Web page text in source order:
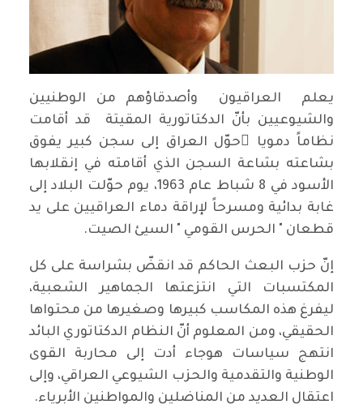
يعلم العراقيون وأصدقاؤهم من الوطنيين
والشيوعيين بأنّ الدكتاتورية المقيتة قد أقامت
نظاماً دمويا ًحوّل العراق إلى سجن كبير يفوق
بشاعته بشاعة السجن الذي أقامته في إنقلابها
الأسود في 8 شباط عام 1963، يوم حوّلت البلاد إلى
غابة بدائية ومسرحاً لإراقة دماء العراقيين على يد
قطعان " الحرس القومي " السيئ الصيت.
إنّ حزب البعث الحاكم قد انقضّ بشراسة على كل
المكتسبات التي انتزعتها الجماهير الشعبية،
ليفرغ هذه المكاسب كبيرها وصغيرها من محتواها
الحقيقي، ومن المعلوم أنّ النظام الدكتاتوري البائد
انتهج سياسات هوجاء أدت إلى محاربة القوى
الوطنية والتقدمية والحزب الشيوعي العراقي، وإلى
اعتقال العديد من المناضلين والمواطنين الأبرياء.